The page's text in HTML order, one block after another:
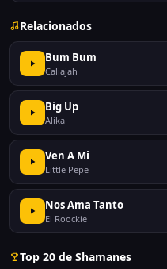
Relacionados
Bum Bum
Caliajah
Big Up
Alika
Ven A Mi
Little Pepe
Nos Ama Tanto
El Roockie
Top 20 de Shamanes